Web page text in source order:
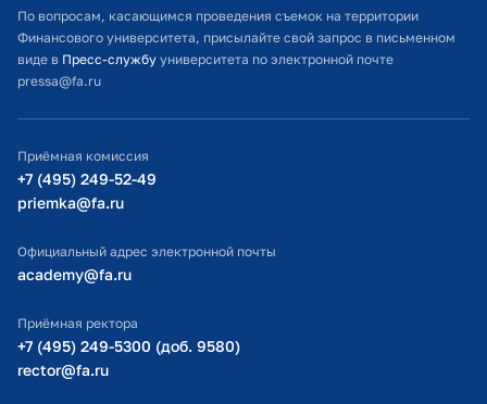
Расписание занятий
Студенческий офис
Официальный адрес электронной почты
Министерство просвещения РФ
Министерство науки и высшего образования РФ
По вопросам, касающимся проведения съемок на территории
Финансового университета, присылайте свой запрос в письменном
виде в Пресс-службу университета по электронной почте
pressa@fa.ru
Приёмная комиссия
+7 (495) 249-52-49
priemka@fa.ru
Официальный адрес электронной почты
academy@fa.ru
Приёмная ректора
+7 (495) 249-5300 (доб. 9580)
rector@fa.ru